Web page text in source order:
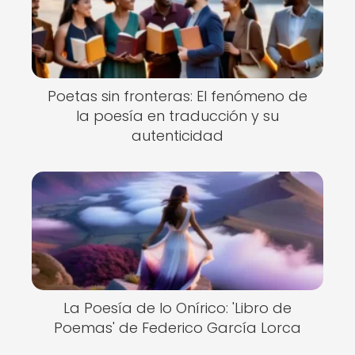
Poetas sin fronteras: El fenómeno de
la poesía en traducción y su
autenticidad
La Poesía de lo Onírico: 'Libro de
Poemas' de Federico García Lorca